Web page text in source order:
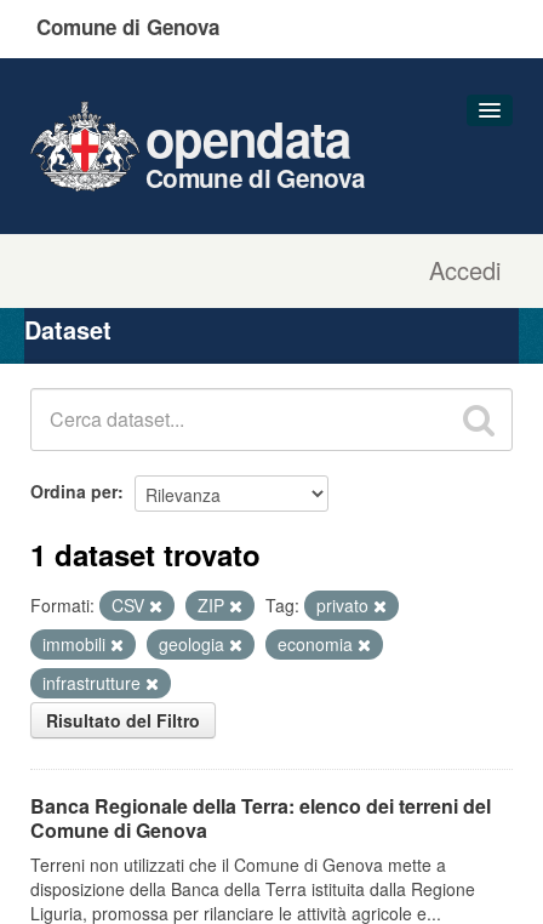
Comune di Genova
Accedi
opendata
Comune di Genova
Organizzazioni
Gruppi
Dataset
Ordina per
1 dataset trovato
Formati: CSV ZIP Tag:
privato
immobili
geologia
economia
infrastrutture
Risultato del Filtro
Banca Regionale della Terra: elenco dei terreni del
Comune di Genova
Terreni non utilizzati che il Comune di Genova mette a
disposizione della Banca della Terra istituita dalla Regione
Liguria, promossa per rilanciare le attività agricole e...